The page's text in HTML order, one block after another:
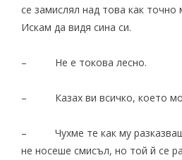
се замислял над това как точно
Искам да видя сина си.
– Не е токова лесно.
– Казах ви всичко, което
– Чухме те как му
не носеше смисъл, но той й се